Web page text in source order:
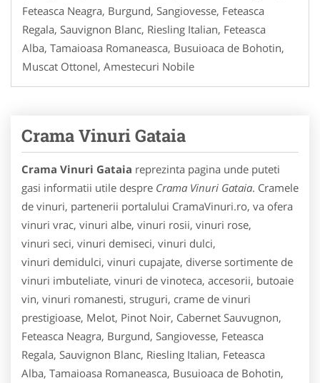
Feteasca Neagra, Burgund, Sangiovesse, Feteasca
Regala, Sauvignon Blanc, Riesling Italian, Feteasca
Alba, Tamaioasa Romaneasca, Busuioaca de Bohotin,
Muscat Ottonel, Amestecuri Nobile
Crama Vinuri Gataia
Crama Vinuri Gataia reprezinta pagina unde puteti
gasi informatii utile despre Crama Vinuri Gataia. Cramele
de vinuri, partenerii portalului CramaVinuri.ro, va ofera
vinuri vrac, vinuri albe, vinuri rosii, vinuri rose,
vinuri seci, vinuri demiseci, vinuri dulci,
vinuri demidulci, vinuri cupajate, diverse sortimente de
vinuri imbuteliate, vinuri de vinoteca, accesorii, butoaie
vin, vinuri romanesti, struguri, crame de vinuri
prestigioase, Melot, Pinot Noir, Cabernet Sauvugnon,
Feteasca Neagra, Burgund, Sangiovesse, Feteasca
Regala, Sauvignon Blanc, Riesling Italian, Feteasca
Alba, Tamaioasa Romaneasca, Busuioaca de Bohotin,